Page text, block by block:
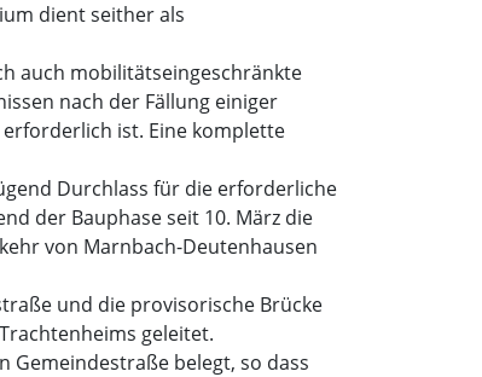
dient seither als
auch mobilitätseingeschränkte
nach der Fällung einiger
ist. Eine komplette
Durchlass für die erforderliche
der Bauphase seit 10. März die
von Marnbach-Deutenhausen
und die provisorische Brücke
geleitet.
Gemeindestraße belegt, so dass